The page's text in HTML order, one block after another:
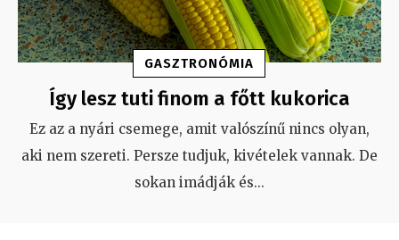
GASZTRONÓMIA
Így lesz tuti finom a főtt kukorica
Ez az a nyári csemege, amit valószínű nincs olyan,
aki nem szereti. Persze tudjuk, kivételek vannak. De
sokan imádják és...